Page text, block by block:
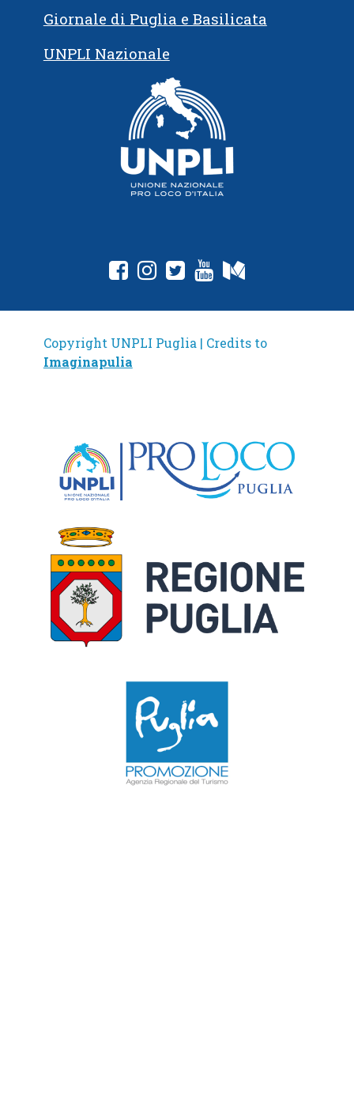
Giornale di Puglia e Basilicata
UNPLI Nazionale
fab fa-facebook-square
fab fa-instagram
fab fa-twitter-square
fab fa-youtube
Copyright UNPLI Puglia | Credits to
Imaginapulia